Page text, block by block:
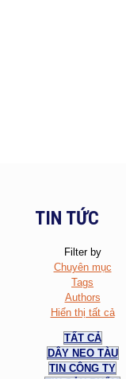
TIN TỨC
Filter by
Chuyên mục
Tags
Authors
Hiển thị tất cả
TẤT CẢ
DÂY NEO TÀU
TIN CÔNG TY